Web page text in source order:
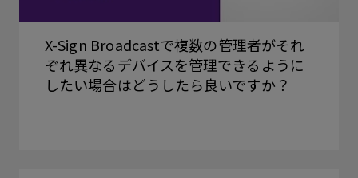
X-Sign Broadcastで複数の管理者がそれ
ぞれ異なるデバイスを管理できるように
したい場合はどうしたら良いですか？